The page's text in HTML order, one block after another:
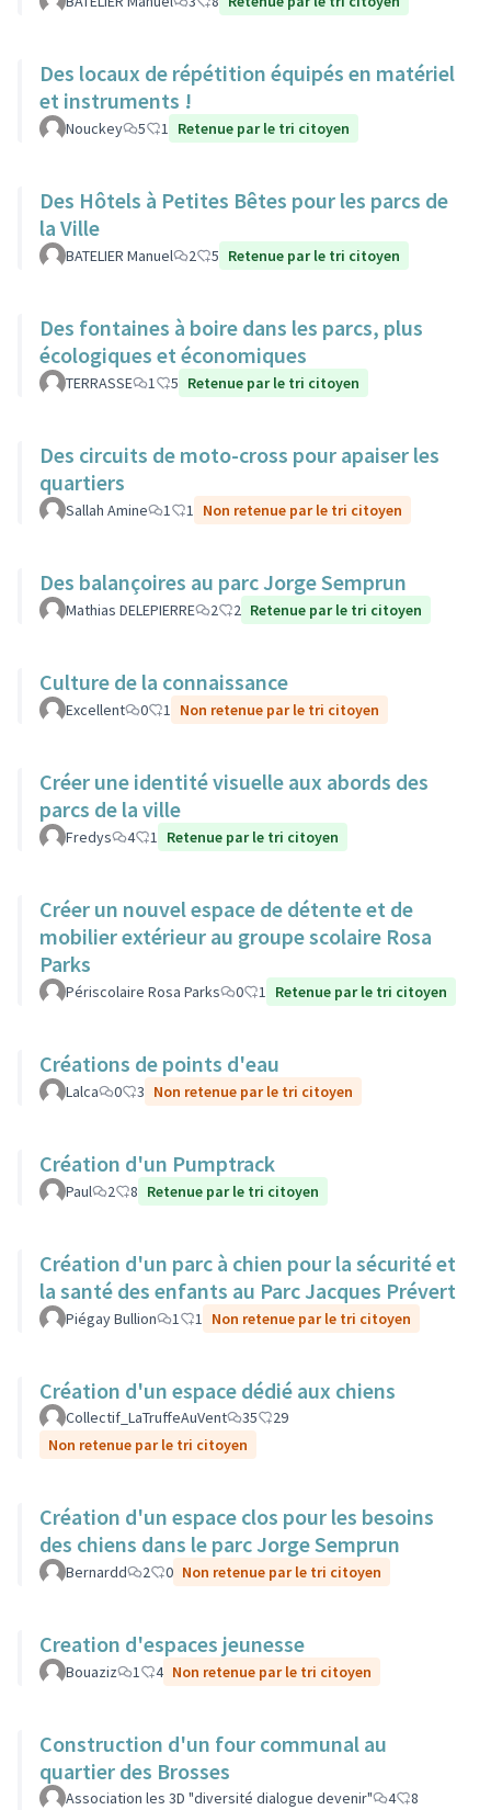
Des locaux de répétition équipés en matériel
et instruments !
Nouckey 5 1 Retenue par le tri citoyen
Des Hôtels à Petites Bêtes pour les parcs de
la Ville
BATELIER Manuel 2 5 Retenue par le tri citoyen
Des fontaines à boire dans les parcs, plus
écologiques et économiques
TERRASSE 1 5 Retenue par le tri citoyen
Des circuits de moto-cross pour apaiser les
quartiers
Sallah Amine 1 1 Non retenue par le tri citoyen
Des balançoires au parc Jorge Semprun
Mathias DELEPIERRE 2 2 Retenue par le tri citoyen
Culture de la connaissance
Excellent 0 1 Non retenue par le tri citoyen
Créer une identité visuelle aux abords des
parcs de la ville
Fredys 4 1 Retenue par le tri citoyen
Créer un nouvel espace de détente et de
mobilier extérieur au groupe scolaire Rosa
Parks
Périscolaire Rosa Parks 0 1 Retenue par le tri citoyen
Créations de points d'eau
Lalca 0 3 Non retenue par le tri citoyen
Création d'un Pumptrack
Paul 2 8 Retenue par le tri citoyen
Création d'un parc à chien pour la sécurité et
la santé des enfants au Parc Jacques Prévert
Piégay Bullion 1 1 Non retenue par le tri citoyen
Création d'un espace dédié aux chiens
Collectif_LaTruffeAuVent 35
29
Non retenue par le tri citoyen
Création d'un espace clos pour les besoins
des chiens dans le parc Jorge Semprun
Bernardd 2 0 Non retenue par le tri citoyen
Creation d'espaces jeunesse
Bouaziz 1 4 Non retenue par le tri citoyen
Construction d'un four communal au
quartier des Brosses
Association les 3D "diversité dialogue devenir" 4
8